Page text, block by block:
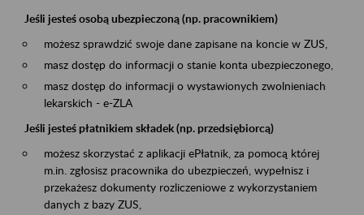
Jeśli jesteś osobą ubezpieczoną (np. pracownikiem)
możesz sprawdzić swoje dane zapisane na koncie w ZUS,
masz dostęp do informacji o stanie konta ubezpieczonego,
masz dostęp do informacji o wystawionych zwolnieniach
lekarskich - e-ZLA
Jeśli jesteś płatnikiem składek (np. przedsiębiorcą)
możesz skorzystać z aplikacji ePłatnik, za pomocą której
m.in. zgłosisz pracownika do ubezpieczeń, wypełnisz i
przekażesz dokumenty rozliczeniowe z wykorzystaniem
danych z bazy ZUS,